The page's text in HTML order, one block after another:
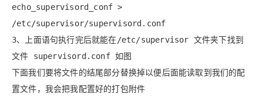
echo_supervisord_conf >
/etc/supervisor/supervisord.conf
3、上面语句执行完后就能在/etc/supervisor 文件夹下找到
文件 supervisord.conf 如图
下面我们要将文件的结尾部分替换掉以便后面能读取到我们的配
置文件，我会把我配置好的打包附件